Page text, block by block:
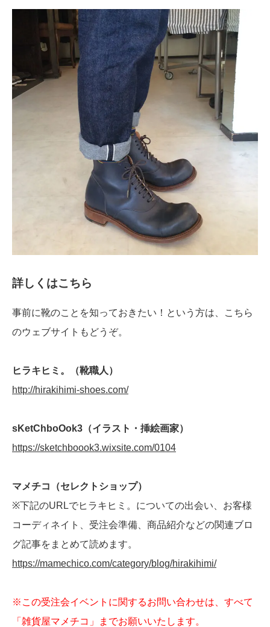
詳しくはこちら
事前に靴のことを知っておきたい！という方は、こちら
のウェブサイトもどうぞ。
ヒラキヒミ。（靴職人）
http://hirakihimi-shoes.com/
sKetChboOok3（イラスト・挿絵画家）
https://sketchboook3.wixsite.com/0104
マメチコ（セレクトショップ）
※下記のURLでヒラキヒミ。についての出会い、お客様
コーディネイト、受注会準備、商品紹介などの関連ブロ
グ記事をまとめて読めます。
https://mamechico.com/category/blog/hirakihimi/
※この受注会イベントに関するお問い合わせは、すべて
「雑貨屋マメチコ」までお願いいたします。